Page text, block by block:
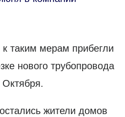
таким мерам прибегли
нового трубопровода
жители домов